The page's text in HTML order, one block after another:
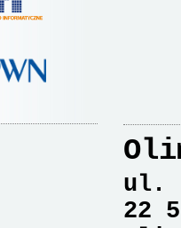
ul.
22